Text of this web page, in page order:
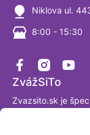
ZvážSiTo
Zvazsito.sk je
predaju
Niklova ul.
8:00 - 15:30